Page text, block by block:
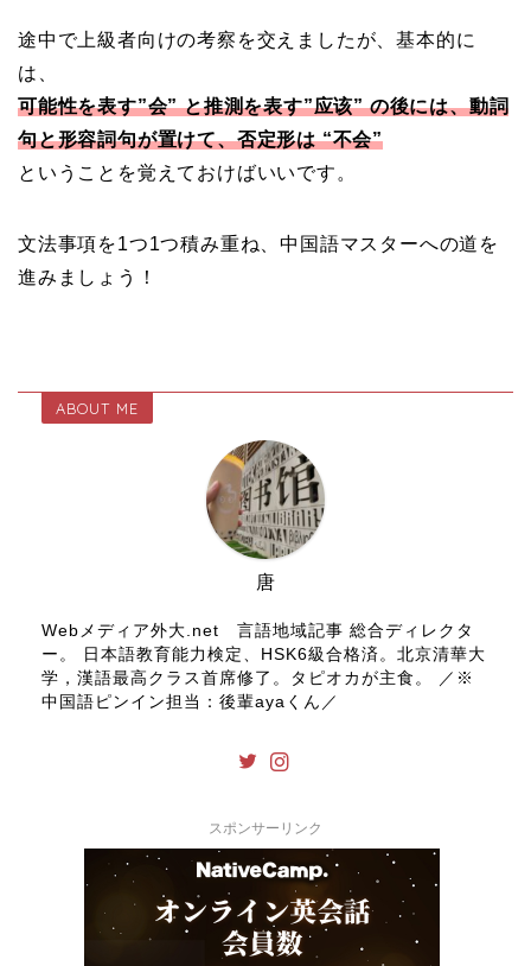
途中で上級者向けの考察を交えましたが、基本的に
は、
可能性を表す”会” と推測を表す”应该” の後には、動詞
句と形容詞句が置けて、否定形は “不会”
ということを覚えておけばいいです。
文法事項を1つ1つ積み重ね、中国語マスターへの道を
進みましょう！
ABOUT ME
唐
Webメディア外大.net 言語地域記事 総合ディレクタ
ー。 日本語教育能力検定、HSK6級合格済。北京清華大
学，漢語最高クラス首席修了。タピオカが主食。 ／※
中国語ピンイン担当：後輩ayaくん／
スポンサーリンク